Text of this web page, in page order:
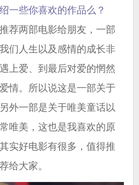
一些你喜欢的作品么？
荐两部电影给朋友，一部
们人生以及感情的成长非
上爱、到最后对爱的惘然
情。所以说这是一部关于
外一部是关于唯美童话以
唯美，这也是我喜欢的原
实好电影有很多，值得推
给大家。